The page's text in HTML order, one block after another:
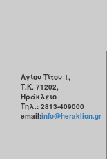
Αγίου Τίτου 1,
Τ.Κ. 71202,
Ηράκλειο
Τηλ.: 2813-409000
email:info@heraklion.gr